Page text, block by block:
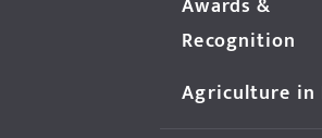
Awards &
Recognition
Agriculture in